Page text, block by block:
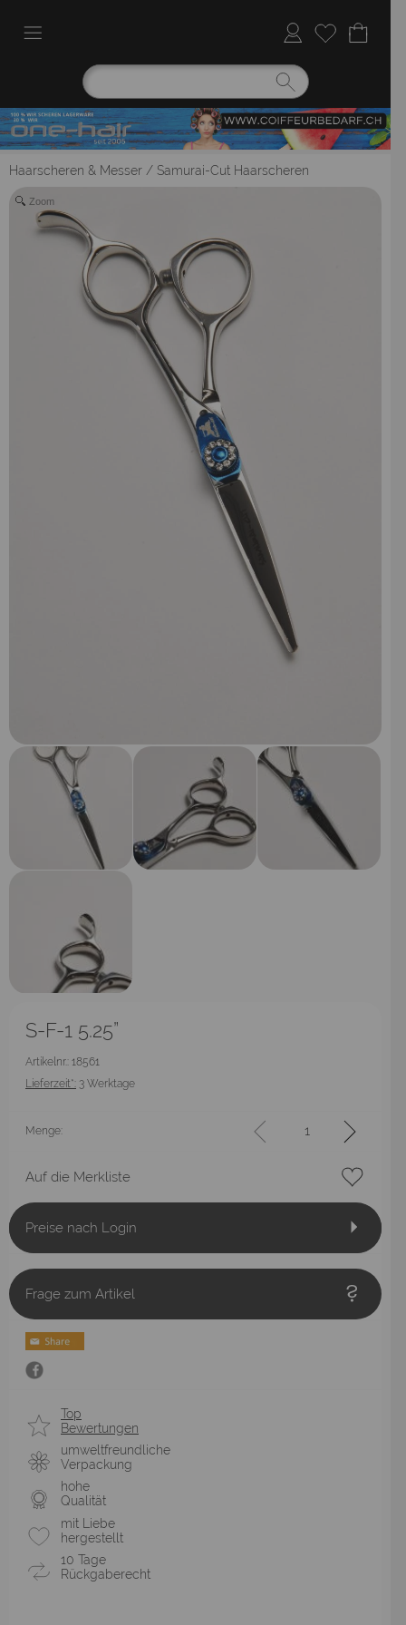
Haarscheren & Messer / Samurai-Cut Haarscheren
Zoom
S-F-1 5.25”
Artikelnr.: 18561
Lieferzeit*: 3 Werktage
Menge:
Auf die Merkliste
Preise nach Login
Frage zum Artikel
Top
Bewertungen
umweltfreundliche
Verpackung
hohe
Qualität
mit Liebe
hergestellt
10 Tage
Rückgaberecht